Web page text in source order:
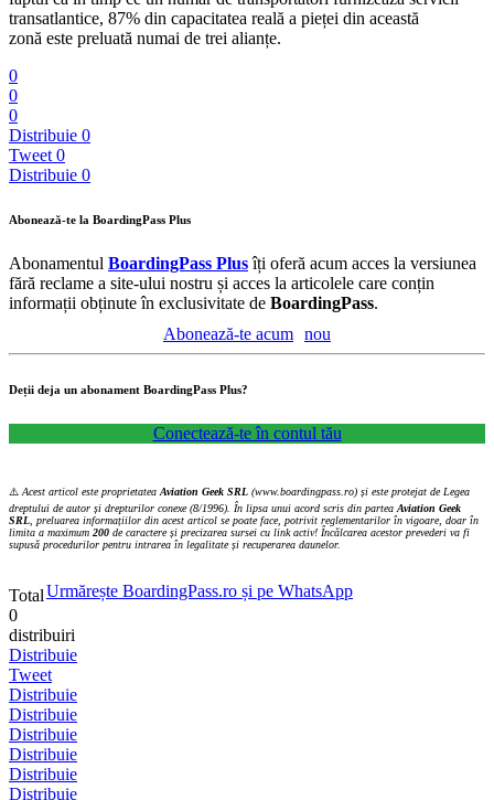
transatlantice, 87% din capacitatea reală a pieței din această
zonă este preluată numai de trei alianțe.
0
0
0
Distribuie 0
Tweet 0
Distribuie 0
Abonează-te la BoardingPass Plus
Abonamentul BoardingPass Plusîți oferă acum acces la versiunea
fără reclame a site-ului nostru și acces la articolele care conțin
informații obținute în exclusivitate de BoardingPass.
Abonează-te acum nou
Deții deja un abonament BoardingPass Plus?
Conectează-te în contul tău
⚠️ Acest articol este proprietatea Aviation Geek SRL (www.boardingpass.ro) și este protejat de Legea
dreptului de autor și drepturilor conexe (8/1996). În lipsa unui acord scris din partea Aviation Geek
SRL , preluarea informațiilor din acest articol se poate face, potrivit reglementarilor în vigoare, doar în
limita a maximum 200 de caractere și precizarea sursei cu link activ! Încălcarea acestor prevederi va fi
supusă procedurilor pentru intrarea în legalitate și recuperarea daunelor.
Urmărește BoardingPass.ro și pe WhatsApp
Total
0
distribuiri
Distribuie
Tweet
Distribuie
Distribuie
Distribuie
Distribuie
Distribuie
Distribuie